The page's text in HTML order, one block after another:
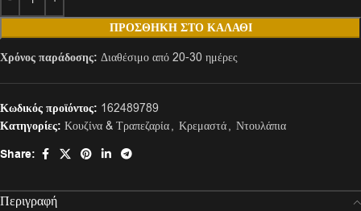
ΠΡΟΣΘΉΚΗ ΣΤΟ ΚΑΛΆΘΙ
Χρόνος παράδοσης: Διαθέσιμο από 20-30 ημέρες
Κωδικός προϊόντος: 162489789
Κατηγορίες: Κουζίνα & Τραπεζαρία, Κρεμαστά, Ντουλάπια
Share:
Περιγραφή